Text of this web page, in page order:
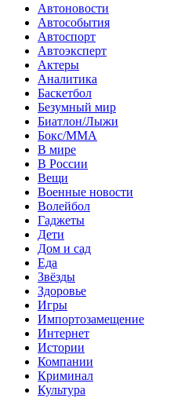
Автоновости
Автособытия
Автоспорт
Автоэксперт
Актеры
Аналитика
Баскетбол
Безумный мир
Биатлон/Лыжи
Бокс/MMA
В мире
В России
Вещи
Военные новости
Волейбол
Гаджеты
Дети
Дом и сад
Еда
Звёзды
Здоровье
Игры
Импортозамещение
Интернет
Истории
Компании
Криминал
Культура